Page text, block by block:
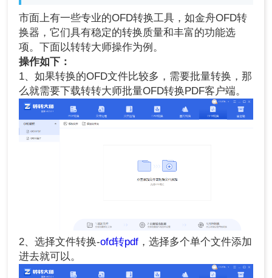
市面上有一些专业的OFD转换工具，如金舟OFD转
换器，它们具有稳定的转换质量和丰富的功能选
项。下面以转转大师操作为例。
操作如下：
1、如果转换的OFD文件比较多，需要批量转换，那
么就需要下载转转大师批量OFD转换PDF客户端。
2、选择文件转换-ofd转pdf ，选择多个单个文件添加
进去就可以。